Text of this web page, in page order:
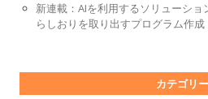
新連載：AIを利用するソリューシ
らしおりを取り出すプログラム作成
カテゴリー